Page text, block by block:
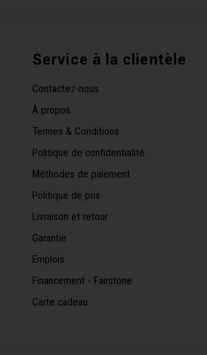
Service à la clientèle
Contactez-nous
À propos
Termes & Conditions
Politique de confidentialité
Méthodes de paiement
Politique de prix
Livraison et retour
Garantie
Emplois
Financement - Fairstone
Carte cadeau